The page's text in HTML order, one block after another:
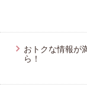
おトクな情報が
ら！